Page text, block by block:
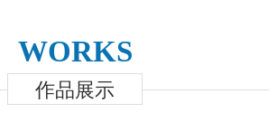
WORKS
作品展示